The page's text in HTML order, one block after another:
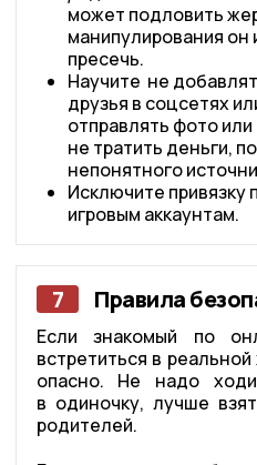
может подловить
манипулирования он
пресечь.
Научите не
друзья в соцсетях
отправлять фото
не тратить деньги,
непонятного
Исключите привязку
игровым аккаунтам.
7 Правила
Если знакомый по
встретиться в
опасно. Не надо
в одиночку, лучше
родителей.